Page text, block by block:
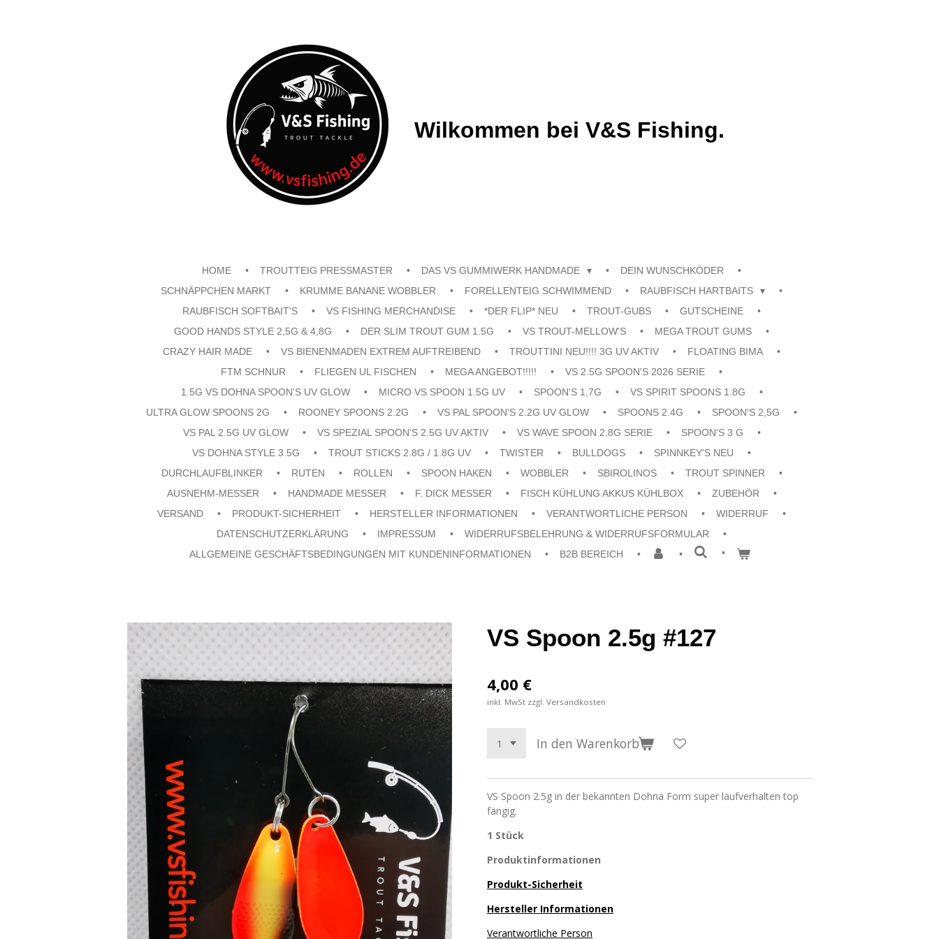
Wilkommen bei V&S Fishing.
HOME TROUTTEIG PRESSMASTER DAS VS GUMMIWERK HANDMADE
DEIN WUNSCHKÖDER
SCHNÄPPCHEN MARKT
KRUMME BANANE WOBBLER FORELLENTEIG SCHWIMMEND
RAUBFISCH HARTBAITS
RAUBFISCH SOFTBAIT'S
VS FISHING MERCHANDISE *DER FLIP* NEU TROUT-GUBS
GUTSCHEINE
GOOD HANDS STYLE 2,5G & 4,8G
DER SLIM TROUT GUM 1.5G VS TROUT-MELLOW'S
MEGA TROUT GUMS
CRAZY HAIR MADE
VS BIENENMADEN EXTREM AUFTREIBEND TROUTTINI NEU!!!! 3G UV AKTIV
FLOATING BIMA
FTM SCHNUR
FLIEGEN UL FISCHEN MEGA ANGEBOT!!!!!
VS 2.5G SPOON'S 2026 SERIE
1.5G VS DOHNA SPOON'S UV GLOW
MICRO VS SPOON 1.5G UV SPOON'S 1,7G
VS SPIRIT SPOONS 1.8G
ULTRA GLOW SPOONS 2G
ROONEY SPOONS 2.2G VS PAL SPOON'S 2.2G UV GLOW SPOONS 2.4G
SPOON'S 2,5G
VS PAL 2.5G UV GLOW
VS SPEZIAL SPOON'S 2.5G UV AKTIV VS WAVE SPOON 2.8G SERIE
SPOON'S 3 G
VS DOHNA STYLE 3.5G
TROUT STICKS 2.8G / 1.8G UV TWISTER BULLDOGS
SPINNKEY'S NEU
DURCHLAUFBLINKER
RUTEN ROLLEN SPOON HAKEN WOBBLER SBIROLINOS
TROUT SPINNER
AUSNEHM-MESSER
HANDMADE MESSER F. DICK MESSER FISCH KÜHLUNG AKKUS KÜHLBOX
ZUBEHÖR
VERSAND
PRODUKT-SICHERHEIT HERSTELLER INFORMATIONEN VERANTWORTLICHE PERSON
WIDERRUF
DATENSCHUTZERKLÄRUNG
IMPRESSUM
WIDERRUFSBELEHRUNG & WIDERRUFSFORMULAR
ALLGEMEINE GESCHÄFTSBEDINGUNGEN MIT KUNDENINFORMATIONEN
B2B BEREICH
VS Spoon 2.5g #127
4,00 €
inkl. MwSt zzgl. Versandkosten
In den Warenkorb
VS Spoon 2.5g in der bekannten Dohna Form super laufverhalten top
fängig.
1 Stück
Produktinformationen
Produkt-Sicherheit
Hersteller Informationen
Verantwortliche Person